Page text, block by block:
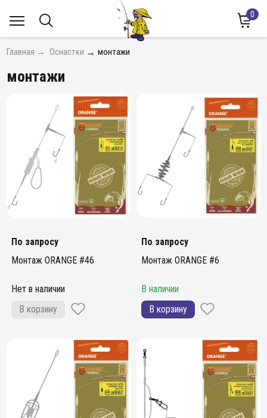
0
Главная → Оснастки → монтажи
монтажи
По запросу
Монтаж ORANGE #46
Нет в наличии
В корзину
По запросу
Монтаж ORANGE #6
В наличии
В корзину